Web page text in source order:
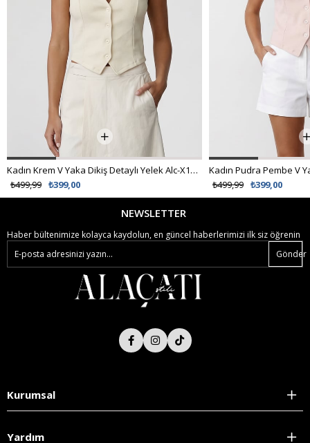
Kadın Krem V Yaka Dikiş Detaylı Yelek Alc-X15496
₺399,00
₺499,99 ₺399,00
₺499,99
NEWSLETTER
Haber bültenimize kolayca kaydolun, en güncel haberlerimizi ilk siz öğrenin
Gönder
Kurumsal
Yardım